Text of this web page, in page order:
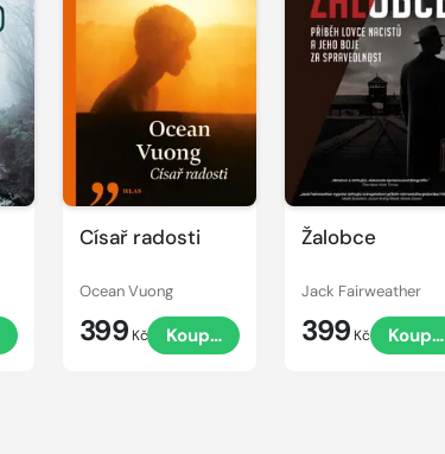
Císař radosti
Ocean Vuong
399 Kč Koupit
Žalobce
Jack Fairweather
399 Kč Koupit